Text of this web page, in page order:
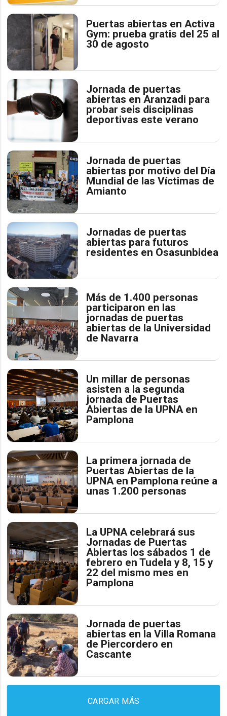
Puertas abiertas en Activa
Gym: prueba gratis del 25 al
30 de agosto
Jornada de puertas
abiertas en Aranzadi para
probar seis disciplinas
deportivas este verano
Jornada de puertas
abiertas por motivo del Día
Mundial de las Víctimas de
Amianto
Jornadas de puertas
abiertas para futuros
residentes en Osasunbidea
Más de 1.400 personas
participaron en las
jornadas de puertas
abiertas de la Universidad
de Navarra
Un millar de personas
asisten a la segunda
jornada de Puertas
Abiertas de la UPNA en
Pamplona
La primera jornada de
Puertas Abiertas de la
UPNA en Pamplona reúne a
unas 1.200 personas
La UPNA celebrará sus
Jornadas de Puertas
Abiertas los sábados 1 de
febrero en Tudela y 8, 15 y
22 del mismo mes en
Pamplona
Jornada de puertas
abiertas en la Villa Romana
de Piercordero en
Cascante
CARGAR MÁS